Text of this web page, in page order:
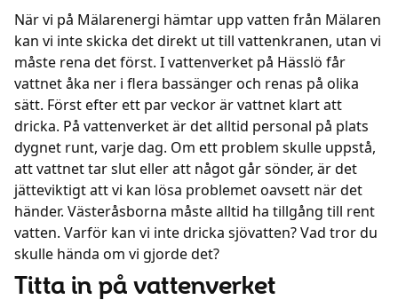
När vi på Mälarenergi hämtar upp vatten från Mälaren
kan vi inte skicka det direkt ut till vattenkranen, utan vi
måste rena det först. I vattenverket på Hässlö får
vattnet åka ner i flera bassänger och renas på olika
sätt. Först efter ett par veckor är vattnet klart att
dricka. På vattenverket är det alltid personal på plats
dygnet runt, varje dag. Om ett problem skulle uppstå,
att vattnet tar slut eller att något går sönder, är det
jätteviktigt att vi kan lösa problemet oavsett när det
händer. Västeråsborna måste alltid ha tillgång till rent
vatten. Varför kan vi inte dricka sjövatten? Vad tror du
skulle hända om vi gjorde det?
Titta in på vattenverket